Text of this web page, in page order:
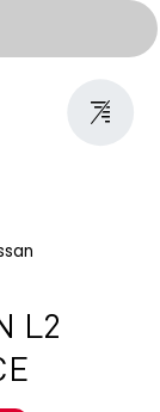
L2